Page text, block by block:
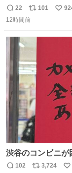
おいても、礼儀知
り返すのは、己に
ると思います。
返
信
22
リ
ポ
101
い
12時間前
渋谷のコンビニが
返
102
リ
3,724
い